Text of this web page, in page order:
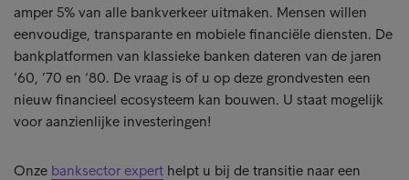
amper 5% van alle bankverkeer uitmaken. Mensen willen
eenvoudige, transparante en mobiele financiële diensten. De
bankplatformen van klassieke banken dateren van de jaren
’60, ’70 en ‘80. De vraag is of u op deze grondvesten een
nieuw financieel ecosysteem kan bouwen. U staat mogelijk
voor aanzienlijke investeringen!
Onze banksector expert helpt u bij de transitie naar een